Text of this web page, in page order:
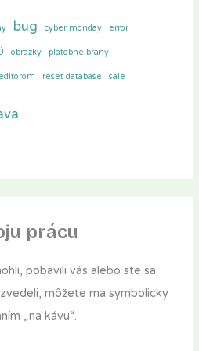
bug cyber monday error
obrazky platobné brány
reset database sale
prácu
pobavili vás alebo ste sa
môžete ma symbolicky
„na kávu“.